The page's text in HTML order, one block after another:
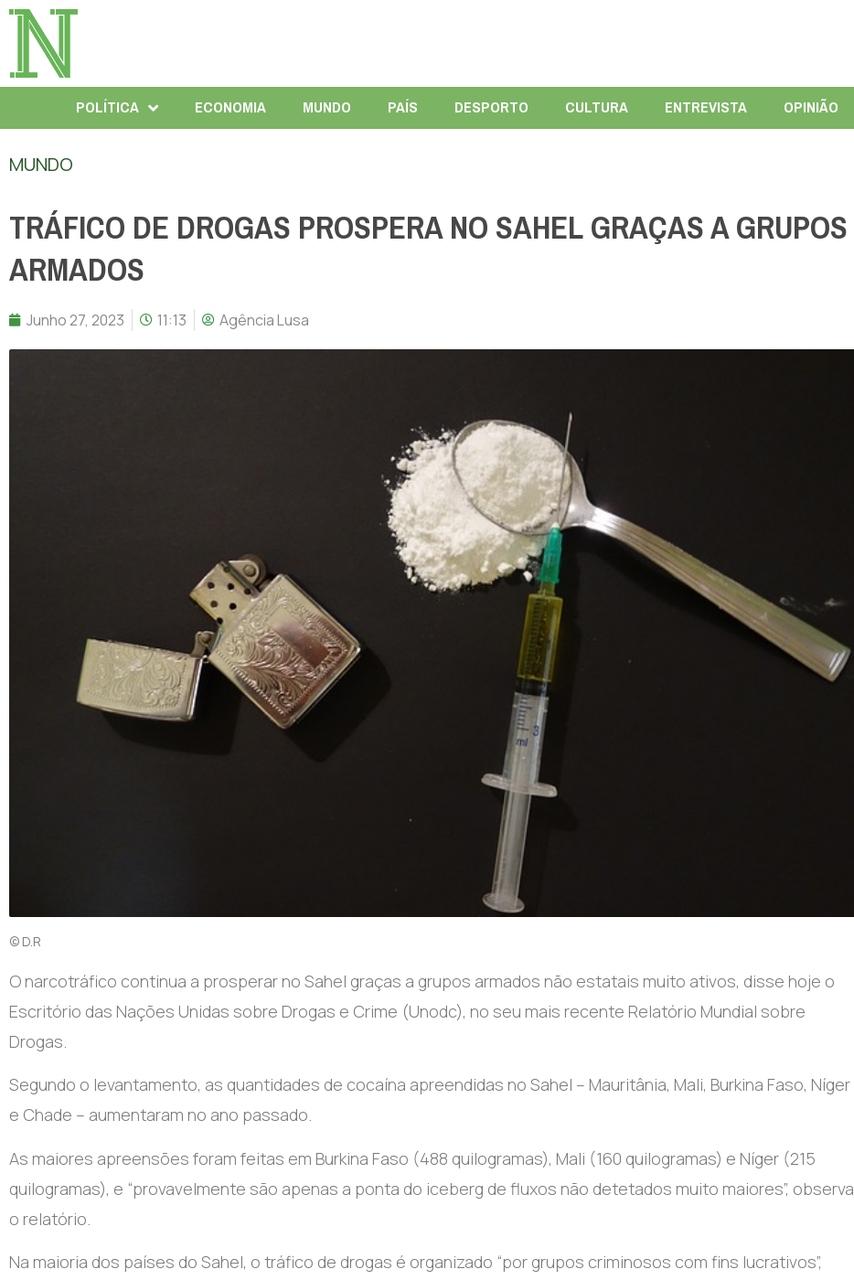
POLÍTICA ECONOMIA MUNDO PAÍS DESPORTO CULTURA ENTREVISTA OPINIÃO
MUNDO
TRÁFICO DE DROGAS PROSPERA NO SAHEL GRAÇAS A GRUPOS
ARMADOS
Junho 27, 2023 11:13 Agência Lusa
© D.R
O narcotráfico continua a prosperar no Sahel graças a grupos armados não estatais muito ativos, disse hoje o
Escritório das Nações Unidas sobre Drogas e Crime (Unodc), no seu mais recente Relatório Mundial sobre
Drogas.
Segundo o levantamento, as quantidades de cocaína apreendidas no Sahel – Mauritânia, Mali, Burkina Faso, Níger
e Chade – aumentaram no ano passado.
As maiores apreensões foram feitas em Burkina Faso (488 quilogramas), Mali (160 quilogramas) e Níger (215
quilogramas), e “provavelmente são apenas a ponta do iceberg de fluxos não detetados muito maiores”, observa
o relatório.
Na maioria dos países do Sahel, o tráfico de drogas é organizado “por grupos criminosos com fins lucrativos”,